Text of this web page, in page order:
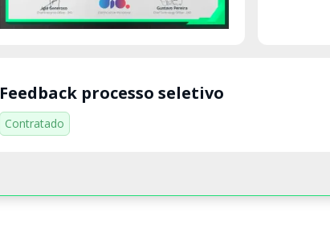
Feedback processo seletivo
Contratado